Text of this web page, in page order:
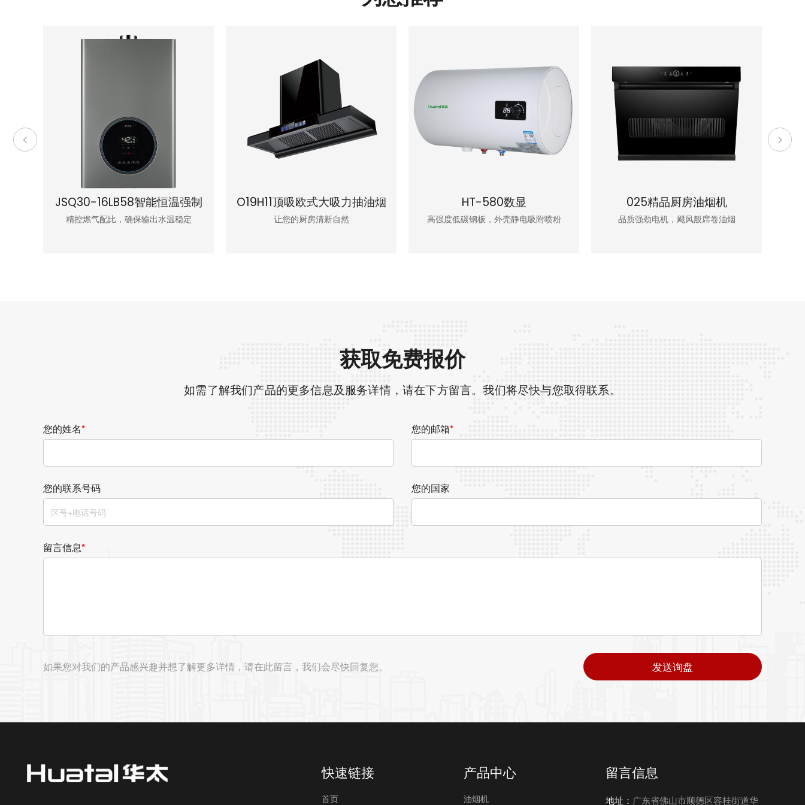
JSQ30-16LB58智能恒温强制
式燃气热水器
精控燃气配比，确保输出水温稳定
O19H11顶吸欧式大吸力抽油烟
机
让您的厨房清新自然
HT-580数显
高强度低碳钢板，外壳静电吸附喷粉
025精品厨房油烟机
品质强劲电机，飓风般席卷油烟
获取免费报价
如需了解我们产品的更多信息及服务详情，请在下方留言。我们将尽快与您取得联系。
您的姓名* 您的邮箱*
您的联系号码 您的国家
留言信息*
如果您对我们的产品感兴趣并想了解更多详情，请在此留言，我们会尽快回复您。 发送询盘
快速链接
首页
产品中心
油烟机
留言信息
地址： 广东省佛山市顺德区容桂街道华